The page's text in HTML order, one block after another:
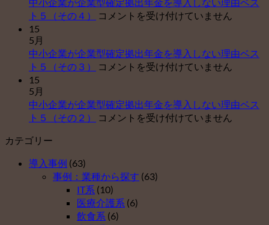
申
ー
ト５（その４）
中
業
が
型
確
年
金
を
導
コメントを受け付けていません
15
5月
中小企業が企業型確定拠出年金を導入しない理由ベス
ト５（その３）
中
業
が
確
定
拠
出
コメントを受け付けていません
15
5月
中小企業が企業型確定拠出年金を導入しない理由ベス
ト５（その２）
中
企
業
型
確
コメントを受け付けていません
カテゴリー
導入事例 (63)
事例：業種から探す (63)
IT系 (10)
医療介護系 (6)
飲食系 (6)